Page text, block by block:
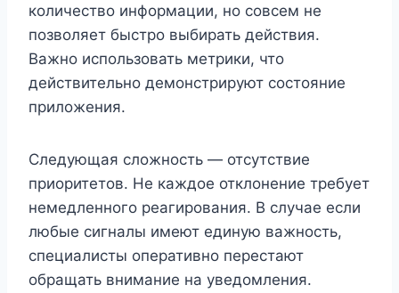
количество информации, но совсем не
позволяет быстро выбирать действия.
Важно использовать метрики, что
действительно демонстрируют состояние
приложения.
Следующая сложность — отсутствие
приоритетов. Не каждое отклонение требует
немедленного реагирования. В случае если
любые сигналы имеют единую важность,
специалисты оперативно перестают
обращать внимание на уведомления.